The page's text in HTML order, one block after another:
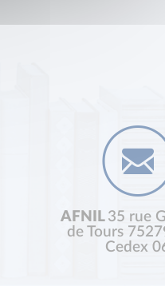
AFNIL 35 rue
de Tours
Cedex